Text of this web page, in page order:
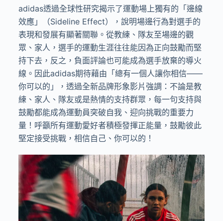
adidas透過全球性研究揭示了運動場上獨有的「邊線
效應」（Sideline Effect），說明場邊行為對選手的
表現和發展有顯著關聯。從教練、隊友至場邊的觀
眾、家人，選手的運動生涯往往能因為正向鼓勵而堅
持下去，反之，負面評論也可能成為選手放棄的導火
線。因此adidas期待藉由「總有一個人讓你相信——
你可以的」，透過全新品牌形象影片強調：不論是教
練、家人、隊友或是熱情的支持群眾，每一句支持與
鼓勵都能成為運動員突破自我、迎向挑戰的重要力
量！呼籲所有運動愛好者積極發揮正能量，鼓勵彼此
堅定接受挑戰，相信自己、你可以的！